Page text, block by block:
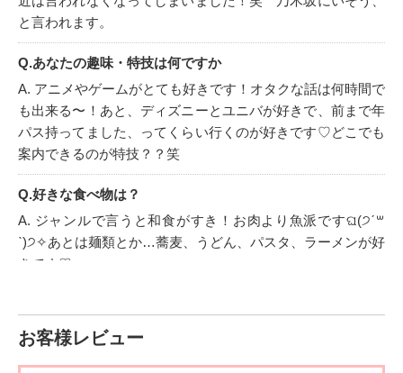
と言われます。
Q.あなたの趣味・特技は何ですか
A. アニメやゲームがとても好きです！オタクな話は何時間で
も出来る〜！あと、ディズニーとユニバが好きで、前まで年
パス持ってました、ってくらい行くのが好きです♡どこでも
案内できるのが特技？？笑
Q.好きな食べ物は？
A. ジャンルで言うと和食がすき！お肉より魚派ですଘ(੭ˊ꒳​
ˋ)੭✧あとは麺類とか…蕎麦、うどん、パスタ、ラーメンが好
きです♡
A. 辛いものが食べられません(´×ω×`)あと、コーヒーも飲め
お客様レビュー